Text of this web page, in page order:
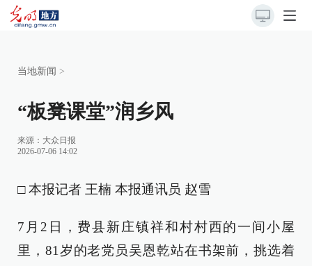
当地新闻 >
“板凳课堂”润乡风
来源： 大众日报
2026-07-06 14:02
□ 本报记者 王楠 本报通讯员 赵雪
7月2日，费县新庄镇祥和村村西的一间小屋
里，81岁的老党员吴恩乾站在书架前，挑选着